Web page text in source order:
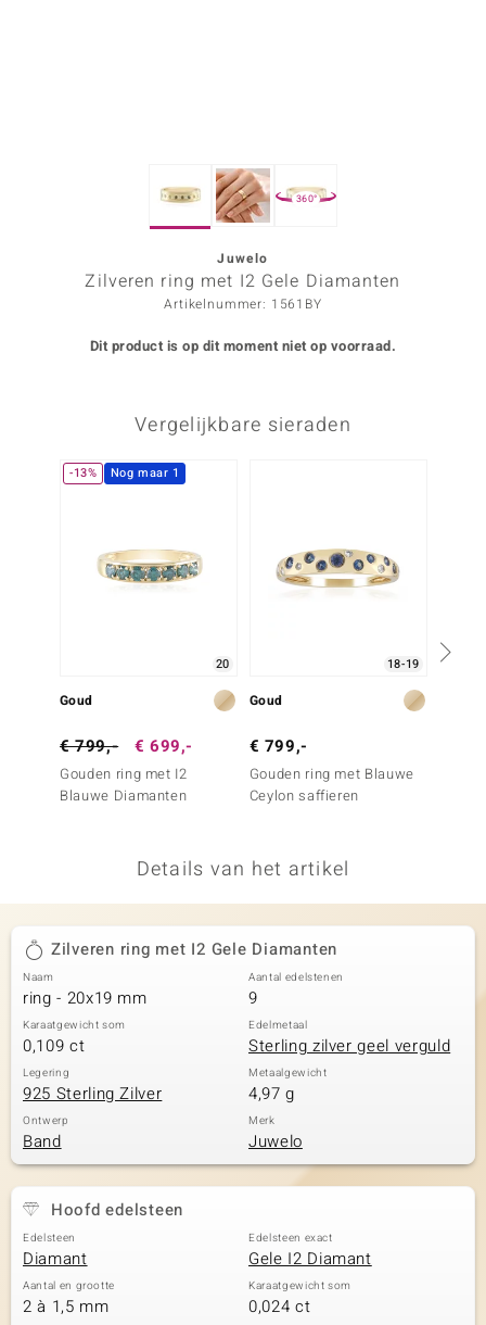
Collection
360°
Juwelo
Zilveren ring met I2 Gele Diamanten
Artikelnummer: 1561BY
Dit product is op dit moment niet op voorraad.
Vergelijkbare sieraden
-13% Nog maar 1
20
Goud
€ 799,- € 699,-
Gouden ring met I2
Blauwe Diamanten
18-19
Goud
€ 799,-
Gouden ring met Blauwe
Ceylon saffieren
Details van het artikel
Zilveren ring met I2 Gele Diamanten
Naam
ring - 20x19 mm
Aantal edelstenen
9
Karaatgewicht som
0,109 ct
Edelmetaal
Sterling zilver geel verguld
Legering
925 Sterling Zilver
Metaalgewicht
4,97 g
Ontwerp
Band
Merk
Juwelo
Hoofd edelsteen
Edelsteen
Diamant
Edelsteen exact
Gele I2 Diamant
Aantal en grootte
2 à 1,5 mm
Karaatgewicht som
0,024 ct